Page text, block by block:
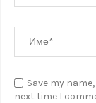
Save my
next time I